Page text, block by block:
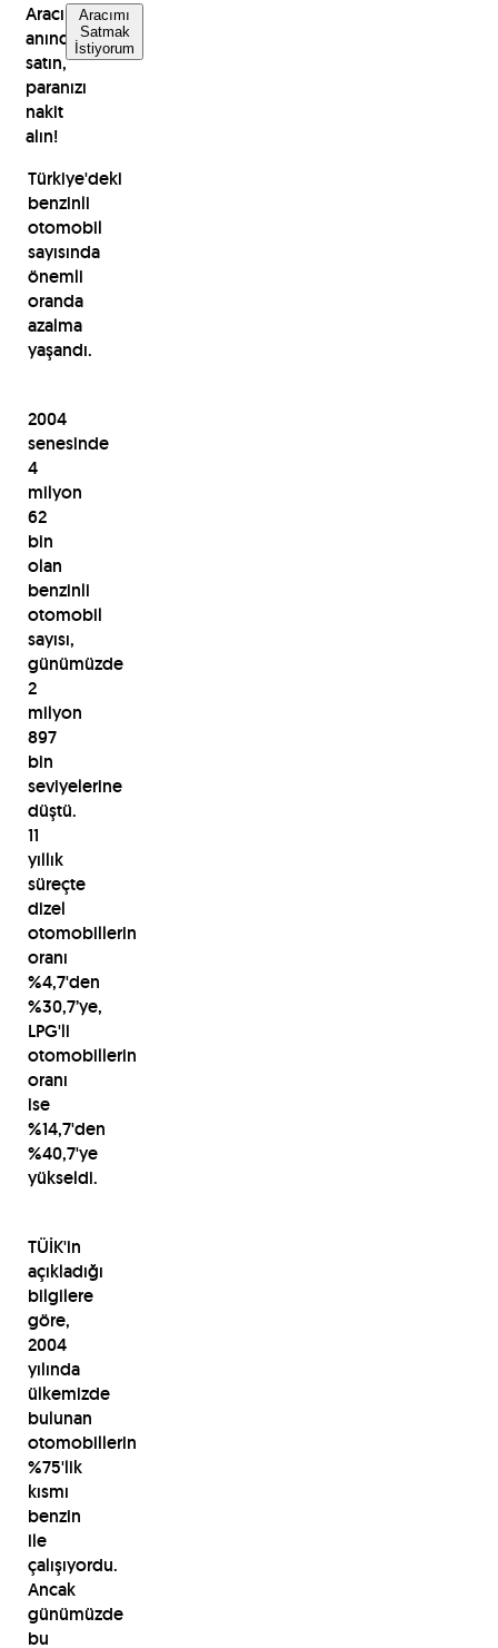
Aracınızı
anında
satın,
paranızı
nakit
alın!
Aracımı
Satmak
İstiyorum
Türkiye'deki
benzinli
otomobil
sayısında
önemli
oranda
azalma
yaşandı.
2004
senesinde
4
milyon
62
bin
olan
benzinli
otomobil
sayısı,
günümüzde
2
milyon
897
bin
seviyelerine
düştü.
11
yıllık
süreçte
dizel
otomobillerin
oranı
%4,7'den
%30,7’ye,
LPG'li
otomobillerin
oranı
ise
%14,7'den
%40,7'ye
yükseldi.
TÜİK'in
açıkladığı
bilgilere
göre,
2004
yılında
ülkemizde
bulunan
otomobillerin
%75'lik
kısmı
benzin
ile
çalışıyordu.
Ancak
günümüzde
bu